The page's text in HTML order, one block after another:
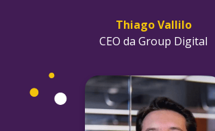
Thiago Vallilo
CEO da Group Digital